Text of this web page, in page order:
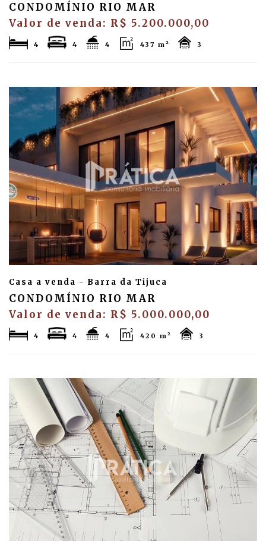
CONDOMÍNIO RIO MAR
Valor de venda: R$ 5.200.000,00
4 4 4 437 m² 3
Casa a venda - Barra da Tijuca
CONDOMÍNIO RIO MAR
Valor de venda: R$ 5.000.000,00
4 4 4 420 m² 3